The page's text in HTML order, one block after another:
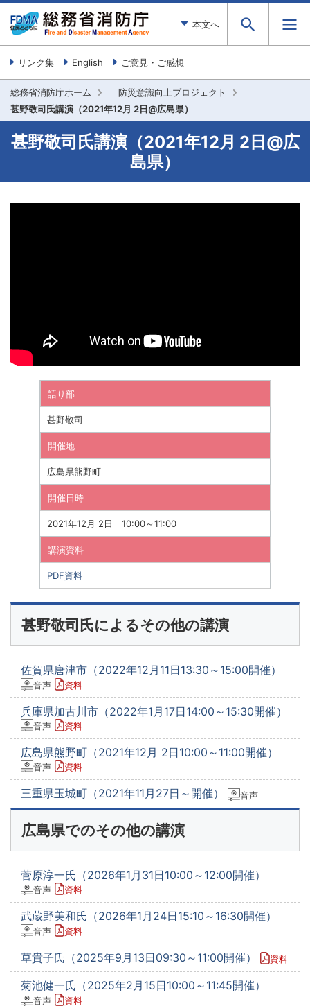
本文へ
リンク集 English ご意見・ご感想
総務省消防庁ホーム
防災意識向上プロジェクト
甚野敬司氏講演（2021年12月 2日@広島県）
甚野敬司氏講演（2021年12月 2日@広
島県）
語り部
甚野敬司
開催地
広島県熊野町
開催日時
2021年12月 2日 10:00～11:00
講演資料
PDF資料
甚野敬司氏によるその他の講演
佐賀県唐津市（2022年12月11日13:30～15:00開催）
音声 資料
兵庫県加古川市（2022年1月17日14:00～15:30開催）
音声 資料
広島県熊野町（2021年12月 2日10:00～11:00開催）
音声 資料
三重県玉城町（2021年11月27日～開催） 音声
広島県でのその他の講演
菅原淳一氏（2026年1月31日10:00～12:00開催）
音声 資料
武蔵野美和氏（2026年1月24日15:10～16:30開催）
音声 資料
草貴子氏（2025年9月13日09:30～11:00開催） 資料
菊池健一氏（2025年2月15日10:00～11:45開催）
音声 資料